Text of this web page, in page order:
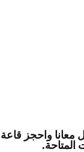
معانا واحجز قاعة
المتاحة.